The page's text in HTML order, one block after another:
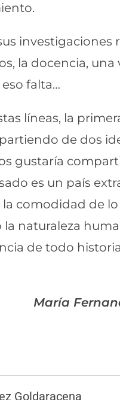
investigaciones
la docencia, una
falta…
líneas, la
de dos
gustaría
es un país
comodidad de
naturaleza
de todo
María
Goldaracena